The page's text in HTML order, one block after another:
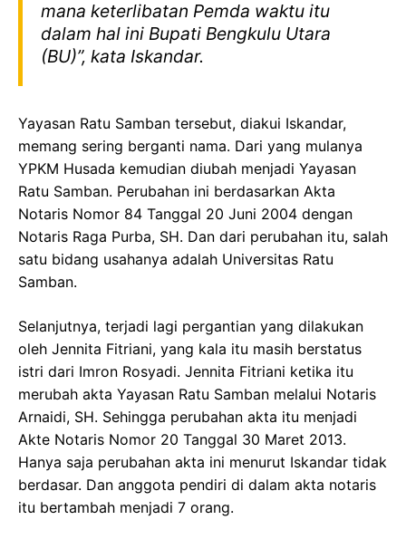
mana keterlibatan Pemda waktu itu
dalam hal ini Bupati Bengkulu Utara
(BU)”, kata Iskandar.
Yayasan Ratu Samban tersebut, diakui Iskandar,
memang sering berganti nama. Dari yang mulanya
YPKM Husada kemudian diubah menjadi Yayasan
Ratu Samban. Perubahan ini berdasarkan Akta
Notaris Nomor 84 Tanggal 20 Juni 2004 dengan
Notaris Raga Purba, SH. Dan dari perubahan itu, salah
satu bidang usahanya adalah Universitas Ratu
Samban.
Selanjutnya, terjadi lagi pergantian yang dilakukan
oleh Jennita Fitriani, yang kala itu masih berstatus
istri dari Imron Rosyadi. Jennita Fitriani ketika itu
merubah akta Yayasan Ratu Samban melalui Notaris
Arnaidi, SH. Sehingga perubahan akta itu menjadi
Akte Notaris Nomor 20 Tanggal 30 Maret 2013.
Hanya saja perubahan akta ini menurut Iskandar tidak
berdasar. Dan anggota pendiri di dalam akta notaris
itu bertambah menjadi 7 orang.